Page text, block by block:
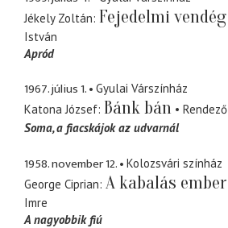
Jékely Zoltán Fejedelmi vendég
István
Apród
1967. július 1.
Gyulai Várszínház
Katona József Bánk bán Rendező
Soma a fiacskájok az udvarnál
1958. november 12.
Kolozsvári színház
George Ciprian A kabalás ember
Imre
A nagyobbik fiú